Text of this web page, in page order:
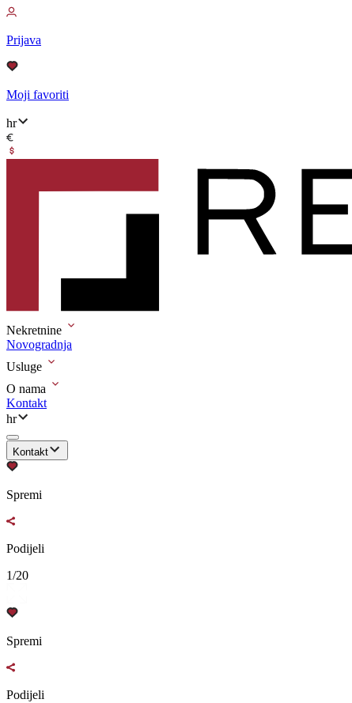
Prijava
Moji favoriti
hr
Nekretnine
Novogradnja
Usluge
O nama
Kontakt
hr
Kontakt
Spremi
Podijeli
1/20
Spremi
Podijeli